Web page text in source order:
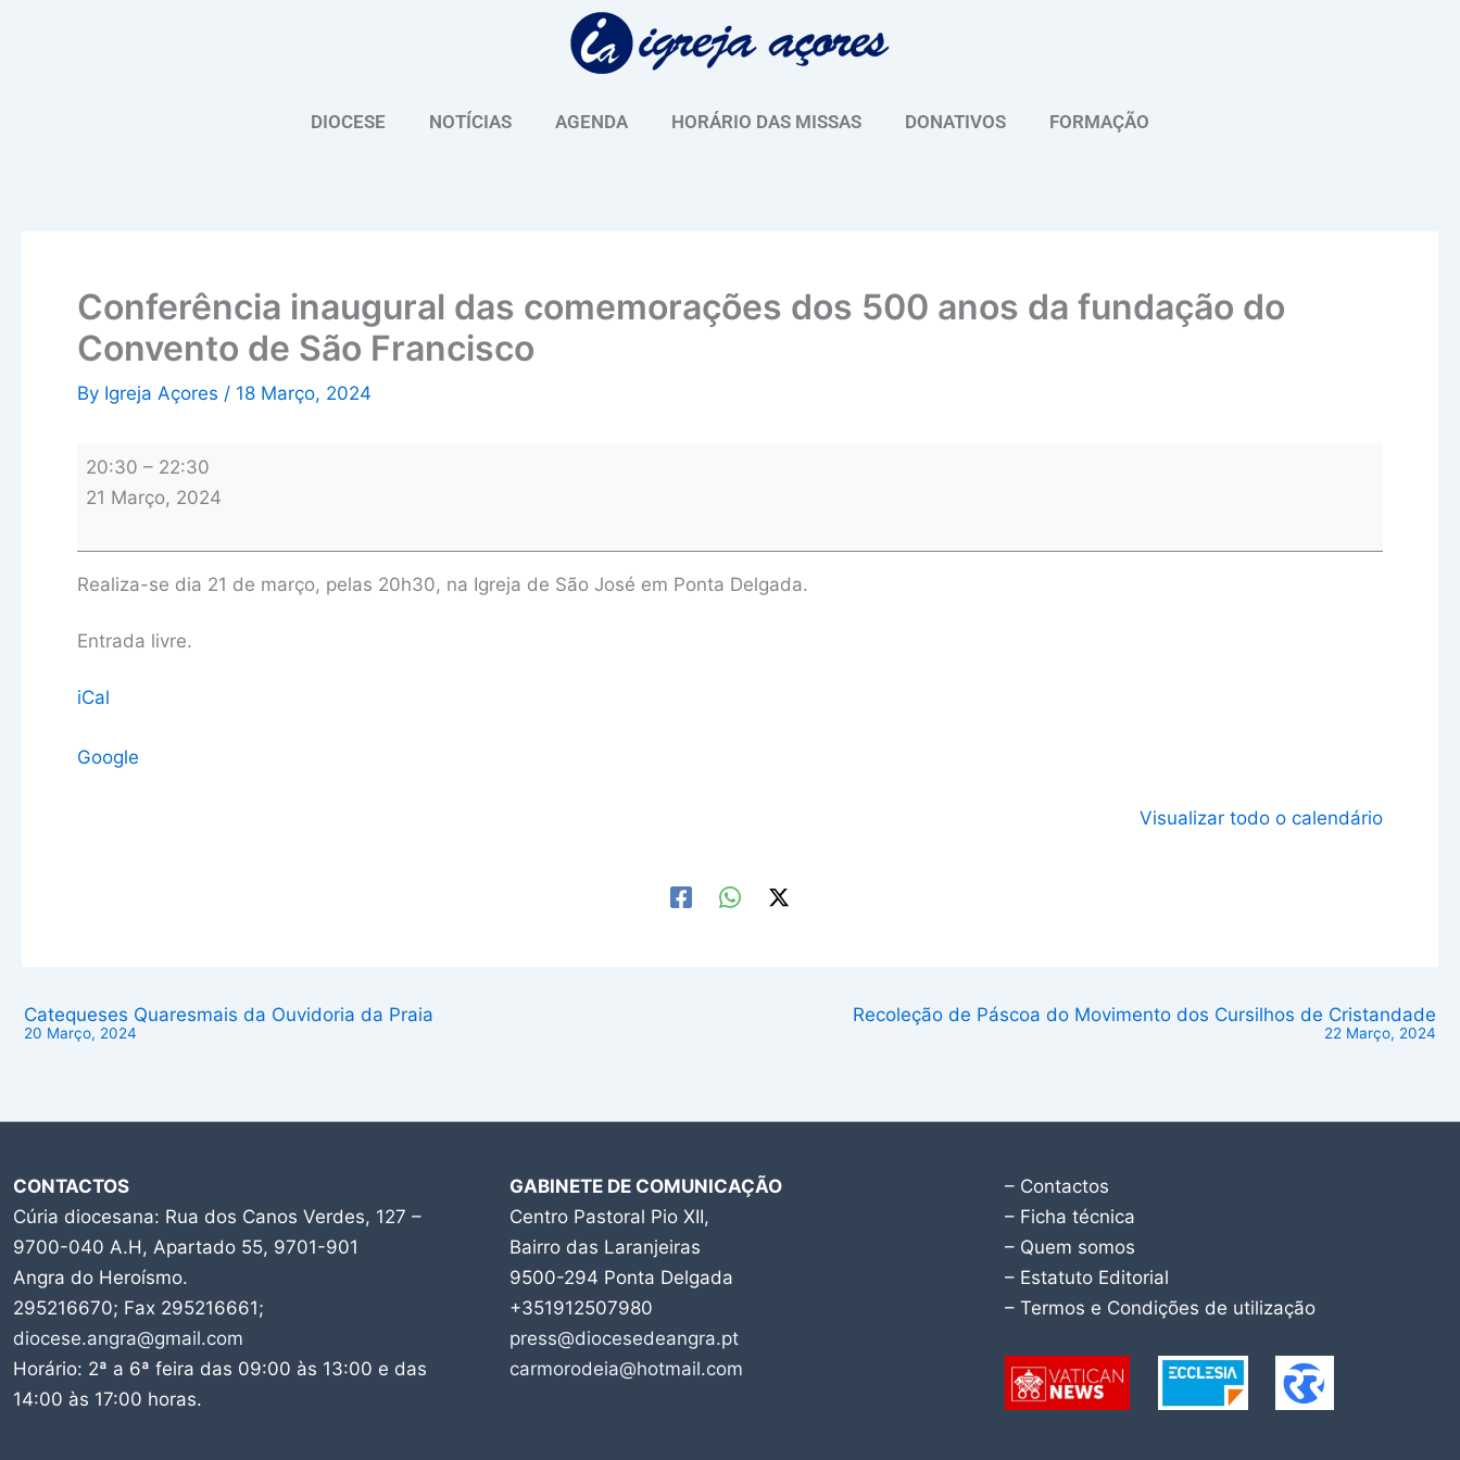
DIOCESE NOTÍCIAS AGENDA HORÁRIO DAS MISSAS DONATIVOS FORMAÇÃO
Conferência inaugural das comemorações dos 500 anos da fundação do
Convento de São Francisco
By Igreja Açores / 18 Março, 2024
do
Convento
de
Francisco
20:30 – 22:30
21 Março, 2024
Realiza-se dia 21 de março, pelas 20h30, na Igreja de São José em Ponta Delgada.
Entrada livre.
iCal
Google
Visualizar todo o calendário
Catequeses Quaresmais da Ouvidoria da Praia
20 Março, 2024
Recoleção de Páscoa do Movimento dos Cursilhos de Cristandade
22 Março, 2024
CONTACTOS
Cúria diocesana: Rua dos Canos Verdes, 127 –
9700-040 A.H, Apartado 55, 9701-901
Angra do Heroísmo.
295216670; Fax 295216661;
diocese.angra@gmail.com
Horário: 2ª a 6ª feira das 09:00 às 13:00 e das
14:00 às 17:00 horas.
GABINETE DE COMUNICAÇÃO
Centro Pastoral Pio XII,
Bairro das Laranjeiras
9500-294 Ponta Delgada
+351912507980
press@diocesedeangra.pt
carmorodeia@hotmail.com
– Contactos
– Ficha técnica
– Quem somos
– Estatuto Editorial
– Termos e Condições de utilização